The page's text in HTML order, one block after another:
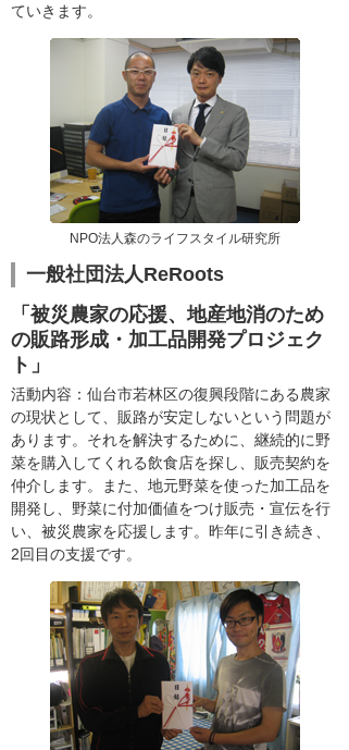
ていきます。
NPO法人森のライフスタイル研究所
一般社団法人ReRoots
「被災農家の応援、地産地消のため
の販路形成・加工品開発プロジェク
ト」
活動内容：仙台市若林区の復興段階にある農家
の現状として、販路が安定しないという問題が
あります。それを解決するために、継続的に野
菜を購入してくれる飲食店を探し、販売契約を
仲介します。また、地元野菜を使った加工品を
開発し、野菜に付加価値をつけ販売・宣伝を行
い、被災農家を応援します。昨年に引き続き、
2回目の支援です。